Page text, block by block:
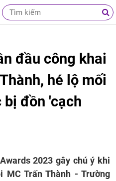
đầu công khai
hé lộ mối
bị đồn 'cạch
2023 gây chú ý khi
Trấn Thành - Trường